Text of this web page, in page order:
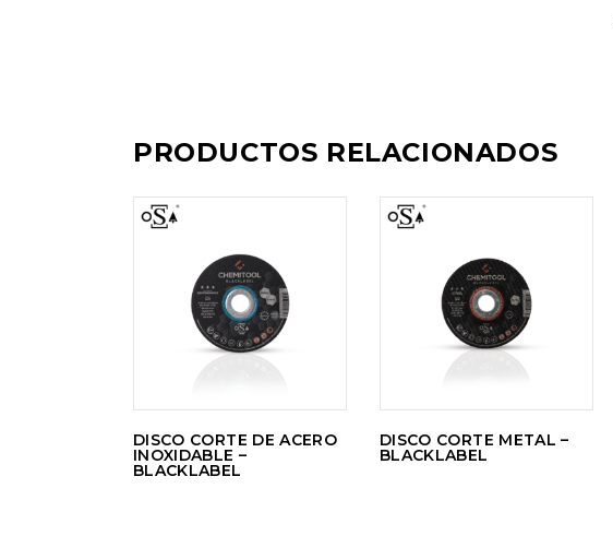
PRODUCTOS RELACIONADOS
LEER
MÁS
DISCO CORTE DE ACERO
INOXIDABLE –
BLACKLABEL
LEER
MÁS
DISCO CORTE METAL –
BLACKLABEL